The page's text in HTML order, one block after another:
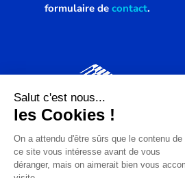
formulaire de contact.